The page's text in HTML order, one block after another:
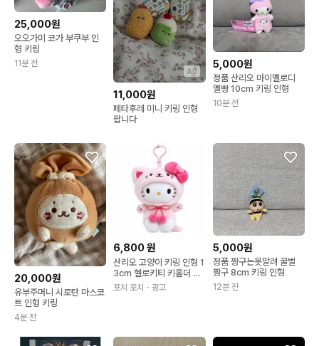
25,000원
오오가미 코가 부쿠부 인
형 키링
11분 전
AD
11,000원
페타후레 미니 키링 인형
팝니다
5,000원
정품 산리오 마이멜로디
멜빵 10cm 키링 인형
10분 전
20,000원
유부주머니 시로탄 마스코
트 인형 키링
4분 전
6,800원
산리오 고양이 키링 인형 1
3cm 헬로키티 키홀더 선
물 굿즈
포치 포치 ・광고
5,000원
정품 짱구는못말려 꿀벌
짱구 8cm 키링 인형
12분 전